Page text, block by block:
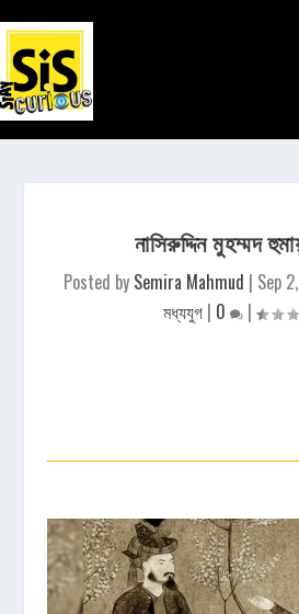
নাসিরুদ্দিন মুহম্মদ
Posted by Semira Mahmud | Sep
মধ্যযুগ| 0 |